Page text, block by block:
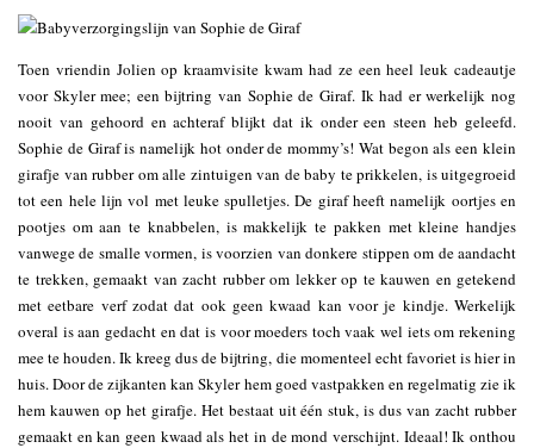
Toen vriendin Jolien op kraamvisite kwam had ze een heel leuk cadeautje
voor Skyler mee; een bijtring van Sophie de Giraf. Ik had er werkelijk nog
nooit van gehoord en achteraf blijkt dat ik onder een steen heb geleefd.
Sophie de Giraf is namelijk hot onder de mommy’s! Wat begon als een klein
girafje van rubber om alle zintuigen van de baby te prikkelen, is uitgegroeid
tot een hele lijn vol met leuke spulletjes. De giraf heeft namelijk oortjes en
pootjes om aan te knabbelen, is makkelijk te pakken met kleine handjes
vanwege de smalle vormen, is voorzien van donkere stippen om de aandacht
te trekken, gemaakt van zacht rubber om lekker op te kauwen en getekend
met eetbare verf zodat dat ook geen kwaad kan voor je kindje. Werkelijk
overal is aan gedacht en dat is voor moeders toch vaak wel iets om rekening
mee te houden. Ik kreeg dus de bijtring, die momenteel echt favoriet is hier in
huis. Door de zijkanten kan Skyler hem goed vastpakken en regelmatig zie ik
hem kauwen op het girafje. Het bestaat uit één stuk, is dus van zacht rubber
gemaakt en kan geen kwaad als het in de mond verschijnt. Ideaal! Ik onthou